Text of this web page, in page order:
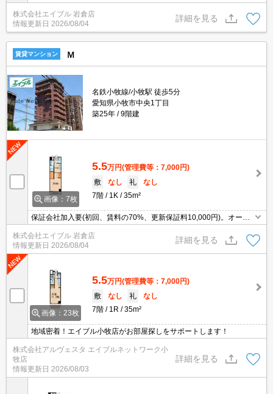
月300円。
株式会社エイブル 岩倉店
情報更新日 2026/08/04
詳細を見る
賃貸マンション Ｍ
名鉄小牧線/小牧駅 徒歩5分
愛知県小牧市中央1丁目
築25年
9階建
画像：7枚
5.5万円(管理費等：7,000円)
敷
なし 礼
なし
7階
1K 35m²
保証会社加入要(初回、賃料の70%、更新保証料10,000円)。オート
ロック。宅配ボックスあり。
株式会社エイブル 岩倉店
情報更新日 2026/08/04
詳細を見る
画像：23枚
5.5万円(管理費等：7,000円)
敷
なし 礼
なし
7階
1R 35m²
地域密着！エイブル小牧店がお部屋探しをサポートします！
株式会社アルヴェスタ エイブルネットワーク小
牧店
情報更新日 2026/08/03
詳細を見る